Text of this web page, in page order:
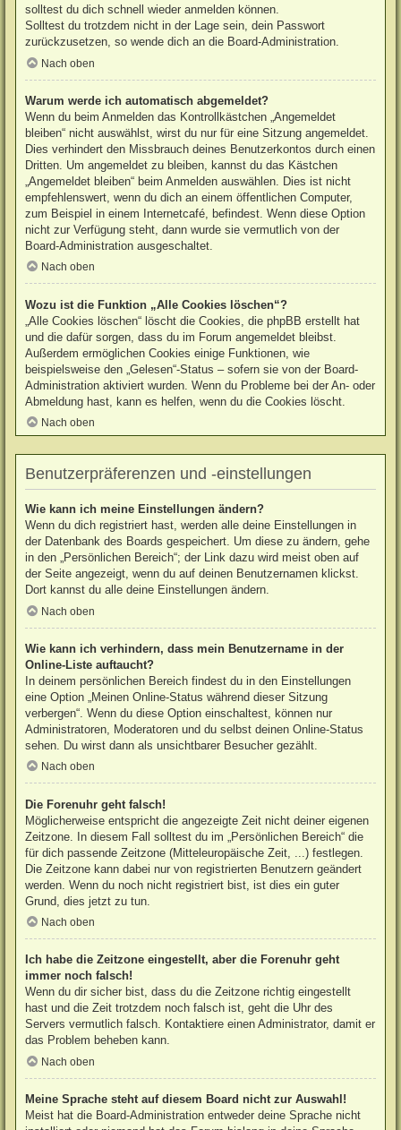
solltest du dich schnell wieder anmelden können.
Solltest du trotzdem nicht in der Lage sein, dein Passwort
zurückzusetzen, so wende dich an die Board-Administration.
Nach oben
Warum werde ich automatisch abgemeldet?
Wenn du beim Anmelden das Kontrollkästchen „Angemeldet
bleiben“ nicht auswählst, wirst du nur für eine Sitzung angemeldet.
Dies verhindert den Missbrauch deines Benutzerkontos durch einen
Dritten. Um angemeldet zu bleiben, kannst du das Kästchen
„Angemeldet bleiben“ beim Anmelden auswählen. Dies ist nicht
empfehlenswert, wenn du dich an einem öffentlichen Computer,
zum Beispiel in einem Internetcafé, befindest. Wenn diese Option
nicht zur Verfügung steht, dann wurde sie vermutlich von der
Board-Administration ausgeschaltet.
Nach oben
Wozu ist die Funktion „Alle Cookies löschen“?
„Alle Cookies löschen“ löscht die Cookies, die phpBB erstellt hat
und die dafür sorgen, dass du im Forum angemeldet bleibst.
Außerdem ermöglichen Cookies einige Funktionen, wie
beispielsweise den „Gelesen“-Status – sofern sie von der Board-
Administration aktiviert wurden. Wenn du Probleme bei der An- oder
Abmeldung hast, kann es helfen, wenn du die Cookies löscht.
Nach oben
Benutzerpräferenzen und -einstellungen
Wie kann ich meine Einstellungen ändern?
Wenn du dich registriert hast, werden alle deine Einstellungen in
der Datenbank des Boards gespeichert. Um diese zu ändern, gehe
in den „Persönlichen Bereich“; der Link dazu wird meist oben auf
der Seite angezeigt, wenn du auf deinen Benutzernamen klickst.
Dort kannst du alle deine Einstellungen ändern.
Nach oben
Wie kann ich verhindern, dass mein Benutzername in der
Online-Liste auftaucht?
In deinem persönlichen Bereich findest du in den Einstellungen
eine Option „Meinen Online-Status während dieser Sitzung
verbergen“. Wenn du diese Option einschaltest, können nur
Administratoren, Moderatoren und du selbst deinen Online-Status
sehen. Du wirst dann als unsichtbarer Besucher gezählt.
Nach oben
Die Forenuhr geht falsch!
Möglicherweise entspricht die angezeigte Zeit nicht deiner eigenen
Zeitzone. In diesem Fall solltest du im „Persönlichen Bereich“ die
für dich passende Zeitzone (Mitteleuropäische Zeit, ...) festlegen.
Die Zeitzone kann dabei nur von registrierten Benutzern geändert
werden. Wenn du noch nicht registriert bist, ist dies ein guter
Grund, dies jetzt zu tun.
Nach oben
Ich habe die Zeitzone eingestellt, aber die Forenuhr geht
immer noch falsch!
Wenn du dir sicher bist, dass du die Zeitzone richtig eingestellt
hast und die Zeit trotzdem noch falsch ist, geht die Uhr des
Servers vermutlich falsch. Kontaktiere einen Administrator, damit er
das Problem beheben kann.
Nach oben
Meine Sprache steht auf diesem Board nicht zur Auswahl!
Meist hat die Board-Administration entweder deine Sprache nicht